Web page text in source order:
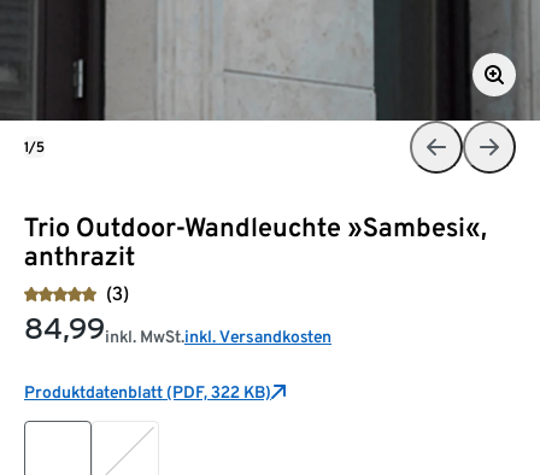
Trio Outdoor-Wandleuchte »Sambesi«,
anthrazit
(3)
84,99inkl. MwSt.inkl. Versandkosten
Produktdatenblatt (PDF, 322 KB)
1/5